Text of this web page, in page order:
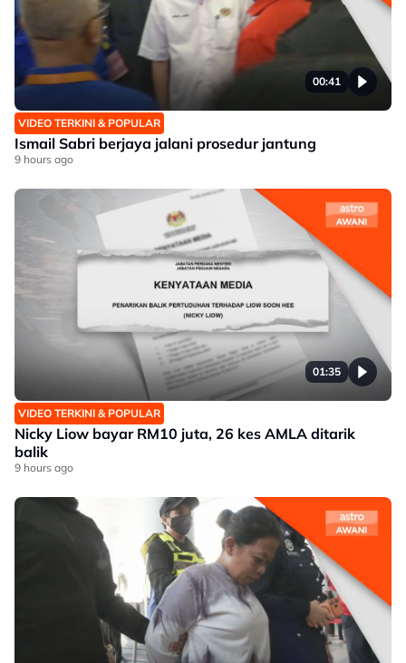
00:41
VIDEO TERKINI & POPULAR
Ismail Sabri berjaya jalani prosedur jantung
9 hours ago
01:35
VIDEO TERKINI & POPULAR
Nicky Liow bayar RM10 juta, 26 kes AMLA ditarik
balik
9 hours ago